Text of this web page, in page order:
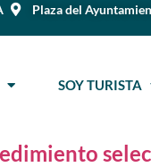
Plaza del
SOY TURISTA